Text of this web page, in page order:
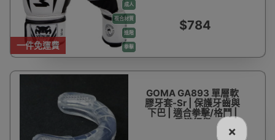
一件免運費
成人
複合材質
進階
拳擊
$784
GOMA GA893 單層軟
膠牙套-Sr | 保護牙齒與
下巴 | 適合拳擊/格鬥 |
香港行貨
×